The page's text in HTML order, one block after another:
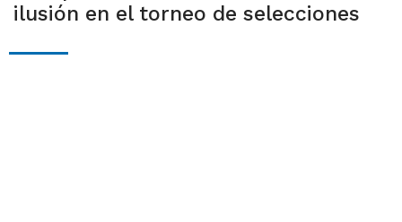
ilusión en el torneo de selecciones